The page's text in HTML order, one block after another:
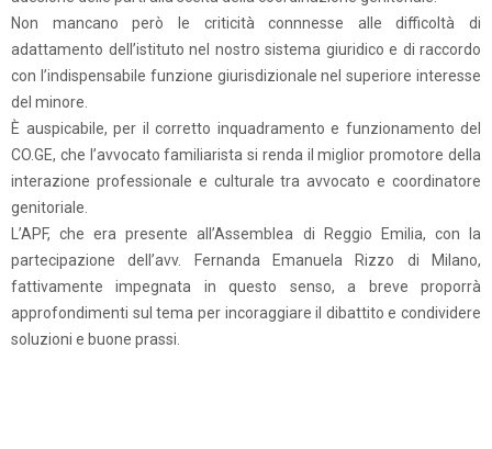
Non mancano però le criticità connnesse alle difficoltà di
adattamento dell’istituto nel nostro sistema giuridico e di raccordo
con l’indispensabile funzione giurisdizionale nel superiore interesse
del minore.
È auspicabile, per il corretto inquadramento e funzionamento del
CO.GE, che l’avvocato familiarista si renda il miglior promotore della
interazione professionale e culturale tra avvocato e coordinatore
genitoriale.
L’APF, che era presente all’Assemblea di Reggio Emilia, con la
partecipazione dell’avv. Fernanda Emanuela Rizzo di Milano,
fattivamente impegnata in questo senso, a breve proporrà
approfondimenti sul tema per incoraggiare il dibattito e condividere
soluzioni e buone prassi.